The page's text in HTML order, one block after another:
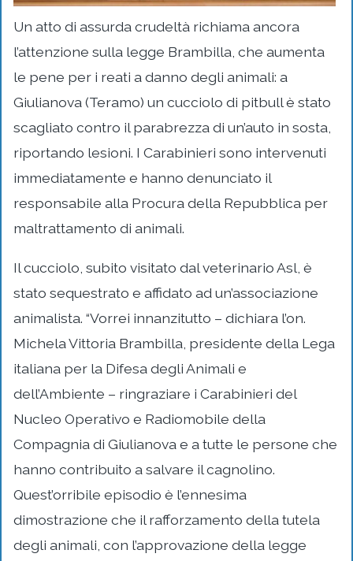
Un atto di assurda crudeltà richiama ancora
l’attenzione sulla legge Brambilla, che aumenta
le pene per i reati a danno degli animali: a
Giulianova (Teramo) un cucciolo di pitbull è stato
scagliato contro il parabrezza di un’auto in sosta,
riportando lesioni. I Carabinieri sono intervenuti
immediatamente e hanno denunciato il
responsabile alla Procura della Repubblica per
maltrattamento di animali.
Il cucciolo, subito visitato dal veterinario Asl, è
stato sequestrato e affidato ad un’associazione
animalista. “Vorrei innanzitutto – dichiara l’on.
Michela Vittoria Brambilla, presidente della Lega
italiana per la Difesa degli Animali e
dell’Ambiente – ringraziare i Carabinieri del
Nucleo Operativo e Radiomobile della
Compagnia di Giulianova e a tutte le persone che
hanno contribuito a salvare il cagnolino.
Quest’orribile episodio è l’ennesima
dimostrazione che il rafforzamento della tutela
degli animali, con l’approvazione della legge